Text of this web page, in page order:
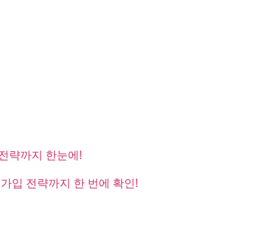
략까지 한눈에!
입 전략까지 한 번에 확인!